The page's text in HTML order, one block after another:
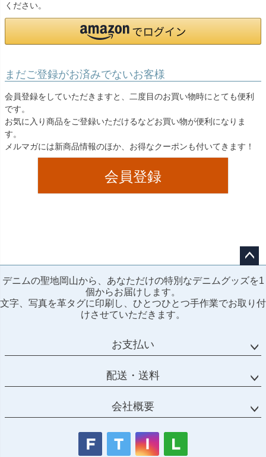
ください。
まだご登録がお済みでないお客様
会員登録をしていただきますと、二度目のお買い物時にとても便利
です。
お気に入り商品をご登録いただけるなどお買い物が便利になりま
す。
メルマガには新商品情報のほか、お得なクーポンも付いてきます！
会員登録
ジト
ップ
へ
デニムの聖地岡山から、あなただけの特別なデニムグッズを1
個からお届けします。
文字、写真を革タグに印刷し、ひとつひとつ手作業でお取り付
けさせていただきます。
お支払い
配送・送料
会社概要